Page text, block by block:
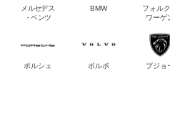
メルセデス
・ベンツ
BMW
フォル
ワーゲ
ポルシェ ボルボ プジョ